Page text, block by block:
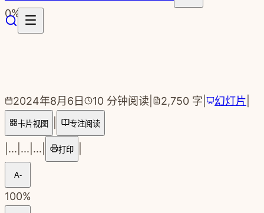
跳转到主要内容
0%
2024年8月6日 10 分钟阅读 2,750 字 幻灯片
卡片视图 专注阅读
... ... ... 打印
A-
100%